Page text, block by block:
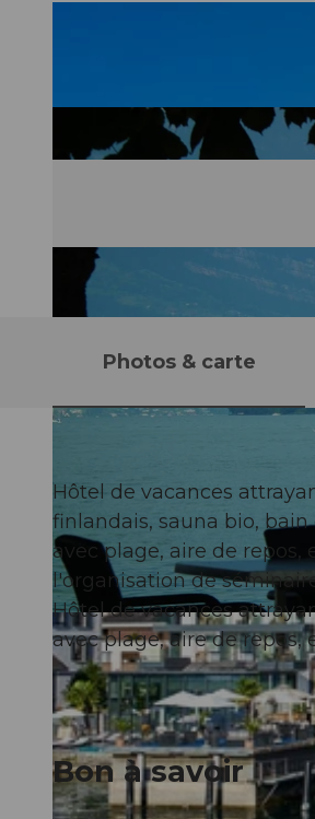
© swisshotel
Photos & carte
Hôtel de vacances
finlandais, sauna bio,
avec plage, aire de
l'organisation de
Hôtel de vacances
avec plage, aire de
Bon à savoir